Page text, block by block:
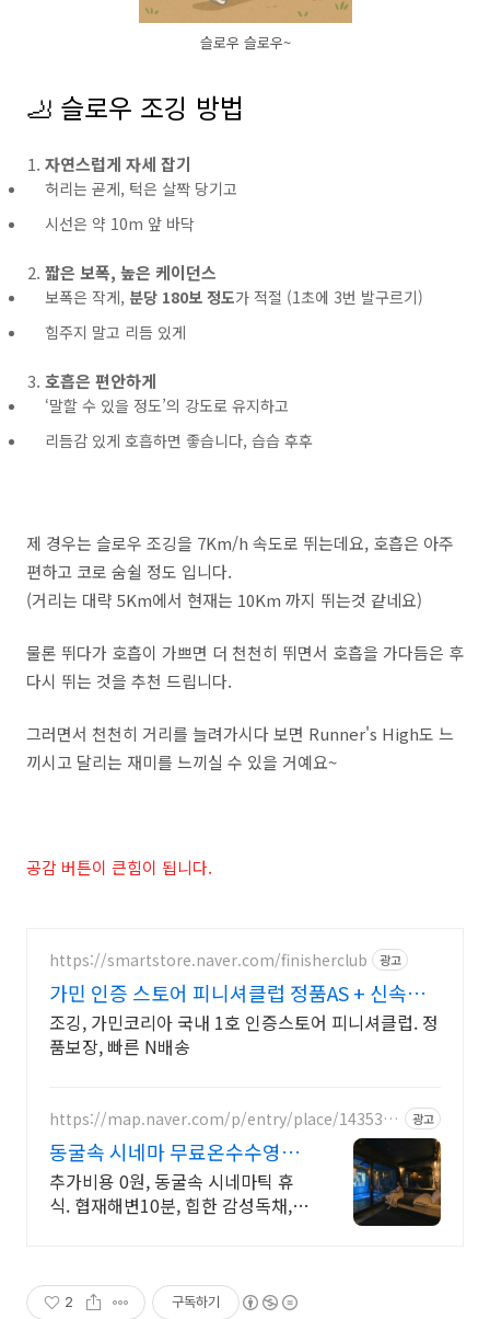
슬로우 슬로우~
🦶 슬로우 조깅 방법
자연스럽게 자세 잡기
허리는 곧게, 턱은 살짝 당기고
시선은 약 10m 앞 바닥
짧은 보폭, 높은 케이던스
보폭은 작게, 분당 180보 정도가 적절 (1초에 3번 발구르기)
힘주지 말고 리듬 있게
호흡은 편안하게
‘말할 수 있을 정도’의 강도로 유지하고
리듬감 있게 호흡하면 좋습니다, 습습 후후
제 경우는 슬로우 조깅을 7Km/h 속도로 뛰는데요, 호흡은 아주
편하고 코로 숨쉴 정도 입니다.
(거리는 대략 5Km에서 현재는 10Km 까지 뛰는것 같네요)
물론 뛰다가 호흡이 가쁘면 더 천천히 뛰면서 호흡을 가다듬은 후
다시 뛰는 것을 추천 드립니다.
그러면서 천천히 거리를 늘려가시다 보면 Runner's High도 느
끼시고 달리는 재미를 느끼실 수 있을 거예요~
공감 버튼이 큰힘이 됩니다.
https://smartstore.naver.com/finisherclub 광고
가민 인증 스토어 피니셔클럽 정품AS + 신속보
장 N배송
조깅, 가민코리아 국내 1호 인증스토어 피니셔클럽. 정
품보장, 빠른 N배송
https://map.naver.com/p/entry/place/1435332
광고
동굴속 시네마 무료온수수영장
독특하고 아늑한 나만의아지트
추가비용 0원, 동굴속 시네마틱 휴
식. 협재해변10분, 힙한 감성독채,
2 구독하기